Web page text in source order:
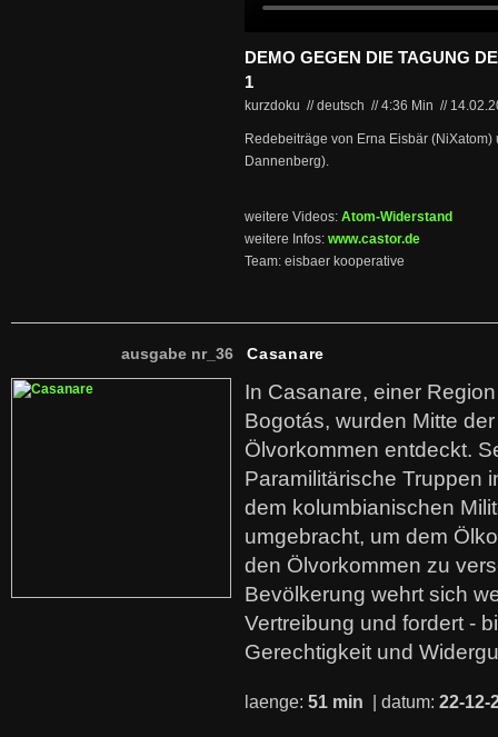
DEMO GEGEN DIE TAGUNG
1
kurzdoku // deutsch //4:36 Min //
Redebeiträge von Erna Eisbär
Dannenberg).
weitere Videos: Atom-Widerstand
weitere Infos: www.castor.de
Team: eisbaer kooperative
ausgabe nr_36 Casanare
In Casanare, einer
Bogotás, wurden Mitte
Ölvorkommen entdeckt.
Paramilitärische Truppen
dem kolumbianischen
umgebracht, um dem
den Ölvorkommen zu
Bevölkerung wehrt sich
Vertreibung und fordert -
Gerechtigkeit und
laenge: 51 min | datum: 22-12-